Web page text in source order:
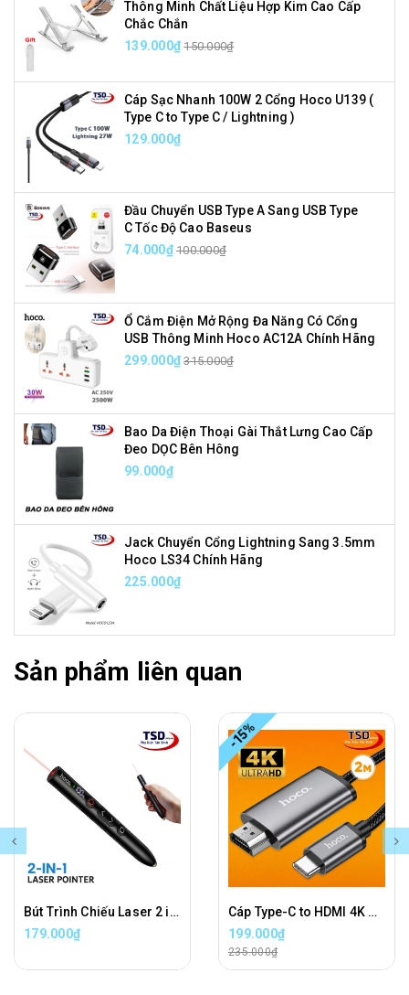
Thông Minh Chất Liệu Hợp Kim Cao Cấp
Chắc Chắn
139.000₫ 150.000₫
Cáp Sạc Nhanh 100W 2 Cổng Hoco U139 (
Type C to Type C / Lightning )
129.000₫
Đầu Chuyển USB Type A Sang USB Type
C Tốc Độ Cao Baseus
74.000₫ 100.000₫
Ổ Cắm Điện Mở Rộng Đa Năng Có Cổng
USB Thông Minh Hoco AC12A Chính Hãng
299.000₫ 315.000₫
Bao Da Điện Thoại Gài Thắt Lưng Cao Cấp
Đeo DỌC Bên Hông
99.000₫
Jack Chuyển Cổng Lightning Sang 3.5mm
Hoco LS34 Chính Hãng
225.000₫
Sản phẩm liên quan
Bút Trình Chiếu Laser 2 in 1 Hoco GM203 Wireless Presenter Chính Hãng
179.000₫
-15%
Cáp Type-C to HDMI 4K Hoco UA27 Chính Hãng Dài 2 Mét
199.000₫
235.000₫